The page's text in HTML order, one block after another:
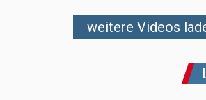
weitere Videos